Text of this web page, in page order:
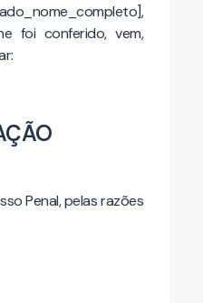
foi conferido, vem,
Penal, pelas razões